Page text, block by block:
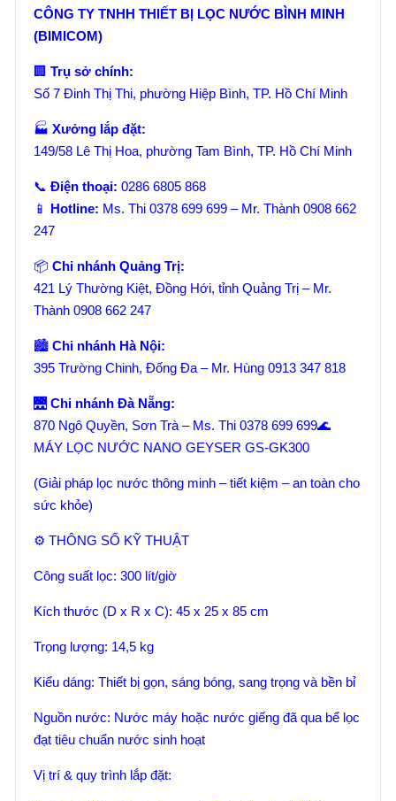
CÔNG TY TNHH THIẾT BỊ LỌC NƯỚC BÌNH MINH
(BIMICOM)
🏢 Trụ sở chính:
Số 7 Đinh Thị Thi, phường Hiệp Bình, TP. Hồ Chí Minh
🏭 Xưởng lắp đặt:
149/58 Lê Thị Hoa, phường Tam Bình, TP. Hồ Chí Minh
📞 Điện thoại: 0286 6805 868
📱 Hotline: Ms. Thi 0378 699 699 – Mr. Thành 0908 662
247
📦 Chi nhánh Quảng Trị:
421 Lý Thường Kiệt, Đồng Hới, tỉnh Quảng Trị – Mr.
Thành 0908 662 247
🏙️ Chi nhánh Hà Nội:
395 Trường Chinh, Đống Đa – Mr. Hùng 0913 347 818
🌉 Chi nhánh Đà Nẵng:
870 Ngô Quyền, Sơn Trà – Ms. Thi 0378 699 699🌊
MÁY LỌC NƯỚC NANO GEYSER GS-GK300
(Giải pháp lọc nước thông minh – tiết kiệm – an toàn cho
sức khỏe)
⚙️ THÔNG SỐ KỸ THUẬT
Công suất lọc: 300 lít/giờ
Kích thước (D x R x C): 45 x 25 x 85 cm
Trọng lượng: 14,5 kg
Kiểu dáng: Thiết bị gọn, sáng bóng, sang trọng và bền bỉ
Nguồn nước: Nước máy hoặc nước giếng đã qua bể lọc
đạt tiêu chuẩn nước sinh hoạt
Vị trí & quy trình lắp đặt: